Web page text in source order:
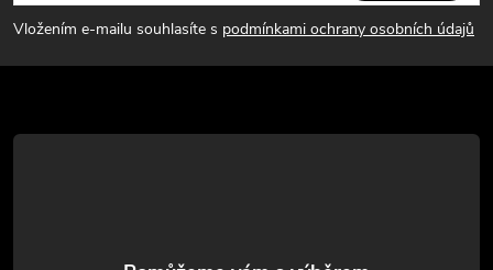
p
a
t
Vložením e-mailu souhlasíte s podmínkami ochrany osobních údajů